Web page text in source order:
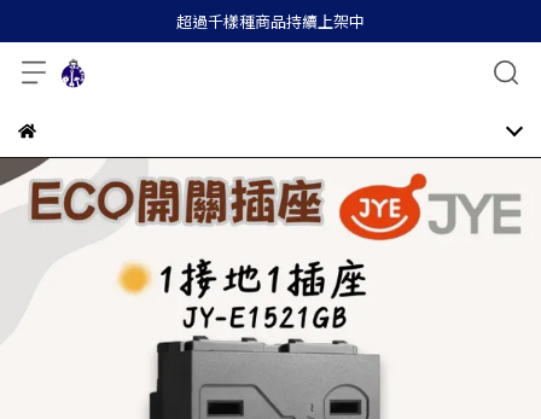
超過千樣種商品持續上架中